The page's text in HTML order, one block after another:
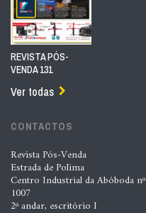
REVISTA PÓS-
VENDA 131
Ver todas
CONTACTOS
Revista Pós-Venda
Estrada de Polima
Centro Industrial da Abóboda nº
1007
2º andar, escritório I